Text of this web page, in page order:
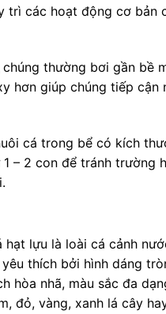
trì các hoạt động cơ bản
thường bơi gần bề
hơn giúp chúng tiếp cận
cá trong bể có kích
– 2 con để tránh trường
hạt lựu là loài cá cảnh
thích bởi hình dáng
hòa nhã, màu sắc đa
đỏ, vàng, xanh lá cây